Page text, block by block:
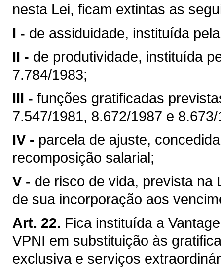
nesta Lei, ficam extintas as
I - de assiduidade, instituída
II - de produtividade, instituída
7.784/1983;
III - funções gratificadas
7.547/1981, 8.672/1987 e
IV - parcela de ajuste,
recomposição salarial;
V - de risco de vida, prevista na
de sua incorporação aos
Art. 22. Fica instituída a
VPNI em substituição às
exclusiva e serviços